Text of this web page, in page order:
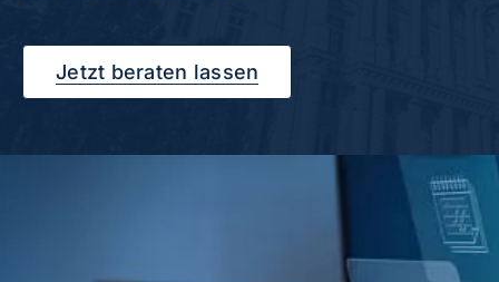
Erfolge
Rechtsinformationen
Jetzt beraten lassen